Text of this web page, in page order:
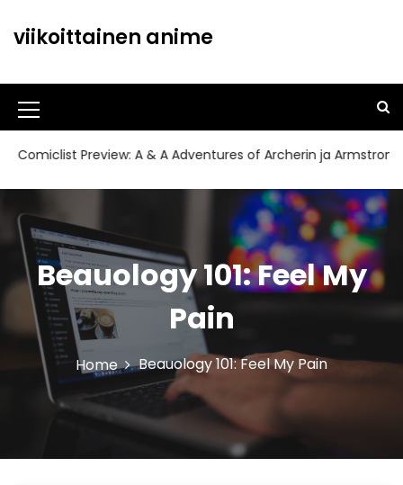
t
c
t
viikoittainen anime
M
e
n
u
I
c
o
n
Preview: A & A Adventures of Archerin ja Armstrong#11
Beauology 101: Feel My
Pain
Home Beauology 101: Feel My Pain